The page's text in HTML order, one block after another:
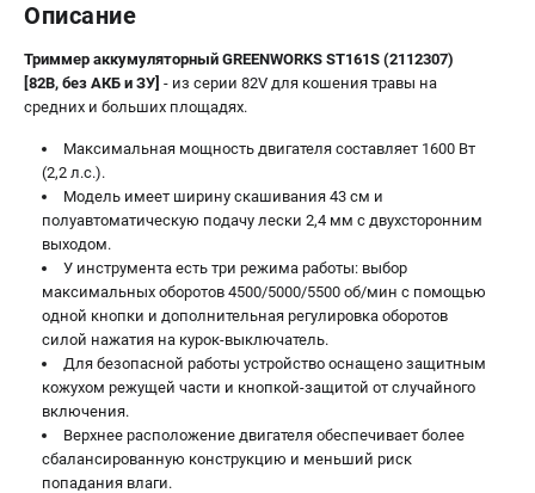
Принадлежности для газонокосилок
ТЕЛЕФОН (САНКТ-ПЕТЕРБУРГ)
+7 (812) 336-63-08
Информация размещённая на сайте не является публичной
проспект Александровской Фермы, 29АЛ
8 (812) 336-63-08
пн-пт - с 9:00 до 18:00
сб - с 10:00 до 16:00
вс - выходной
ЗАКАЗ ЗАПЧАСТЕЙ
+7 (8112) 59-10-67
Описание
Триммер аккумуляторный GREENWORKS ST161S (2112307)
[82В, без АКБ и ЗУ] - из серии 82V для кошения травы на
средних и больших площадях.
Максимальная мощность двигателя составляет 1600 Вт
(2,2 л.с.).
Модель имеет ширину скашивания 43 см и
полуавтоматическую подачу лески 2,4 мм с двухсторонним
выходом.
У инструмента есть три режима работы: выбор
максимальных оборотов 4500/5000/5500 об/мин с помощью
одной кнопки и дополнительная регулировка оборотов
силой нажатия на курок-выключатель.
Для безопасной работы устройство оснащено защитным
кожухом режущей части и кнопкой-защитой от случайного
включения.
Верхнее расположение двигателя обеспечивает более
сбалансированную конструкцию и меньший риск
попадания влаги.